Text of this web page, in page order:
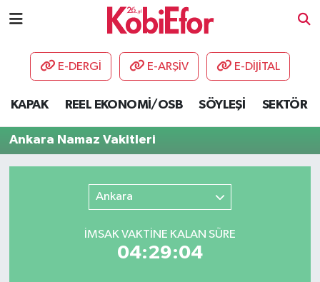
E-DERGİ E-ARŞİV E-DİJİTAL
KAPAK REEL EKONOMİ/OSB SÖYLEŞİ SEKTÖR
Ankara Namaz Vakitleri
Ankara
İMSAK VAKTİNE KALAN SÜRE
04:29:04
AKADEMİ
DESTEK-TEŞVİK
HABERLER